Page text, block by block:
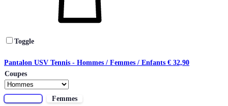
Toggle
Pantalon USV Tennis - Hommes / Femmes / Enfants € 32,90
Coupes
Femmes